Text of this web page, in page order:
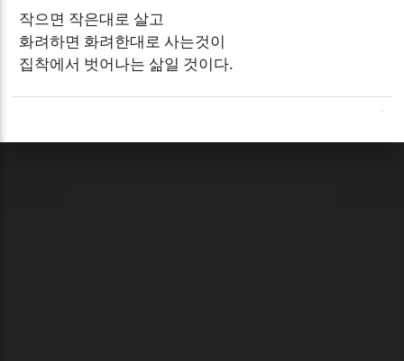
작으면 작은대로 살고
화려하면 화려한대로 사는것이
집착에서 벗어나는 삶일 것이다.